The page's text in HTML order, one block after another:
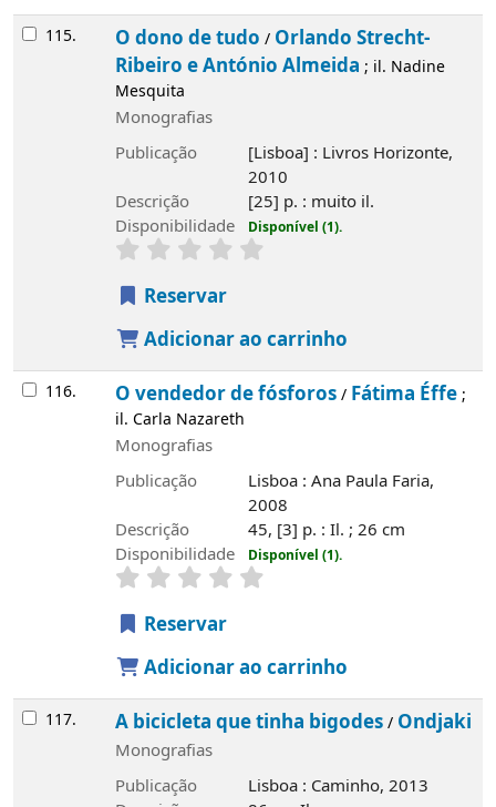
115. O dono de tudo / Orlando Strecht-
Ribeiro e António Almeida ; il. Nadine
Mesquita
Monografias
Publicação
[Lisboa] : Livros Horizonte,
2010
Descrição
[25] p. : muito il.
Disponibilidade
Disponível (1).
Reservar
Adicionar ao carrinho
116. O vendedor de fósforos/ Fátima Éffe;
il. Carla Nazareth
Monografias
Publicação
Lisboa : Ana Paula Faria,
2008
Descrição
45, [3] p. : Il. ; 26 cm
Disponibilidade
Disponível (1).
Reservar
Adicionar ao carrinho
117. A bicicleta que tinha bigodes/ Ondjaki
Monografias
Publicação
Lisboa : Caminho, 2013